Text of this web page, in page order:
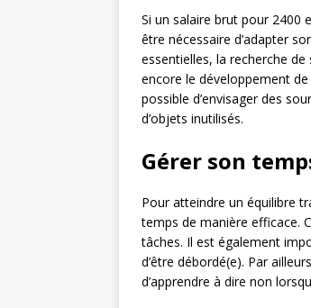
Si un salaire brut pour 2400
être nécessaire d’adapter
essentielles, la recherche
encore le développement
possible d’envisager des
d’objets inutilisés.
Gérer son
Pour atteindre un équilibre
temps de manière efficace.
tâches. Il est également
d’être débordé(e). Par
d’apprendre à dire non